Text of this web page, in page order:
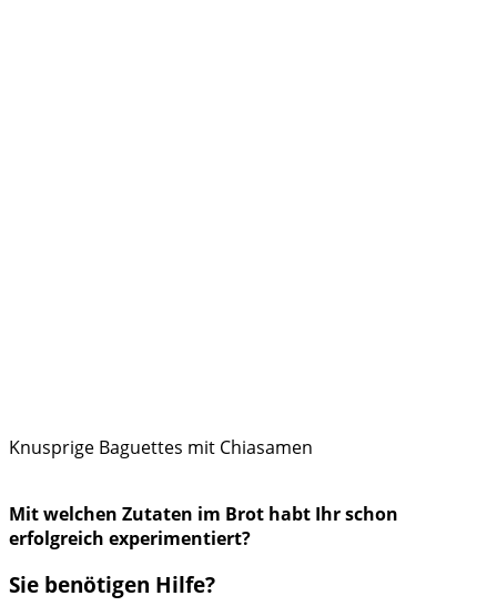
Knusprige Baguettes mit Chiasamen
Mit welchen Zutaten im Brot habt Ihr schon
erfolgreich experimentiert?
Sie benötigen Hilfe?